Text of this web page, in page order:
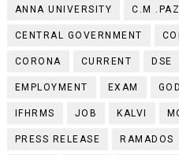
ANNA UNIVERSITY C.M
CENTRAL GOVERNMENT
CORONA CURRENT DSE
EMPLOYMENT EXAM GOD
IFHRMS JOB KALVI
PRESS RELEASE RAMADOS